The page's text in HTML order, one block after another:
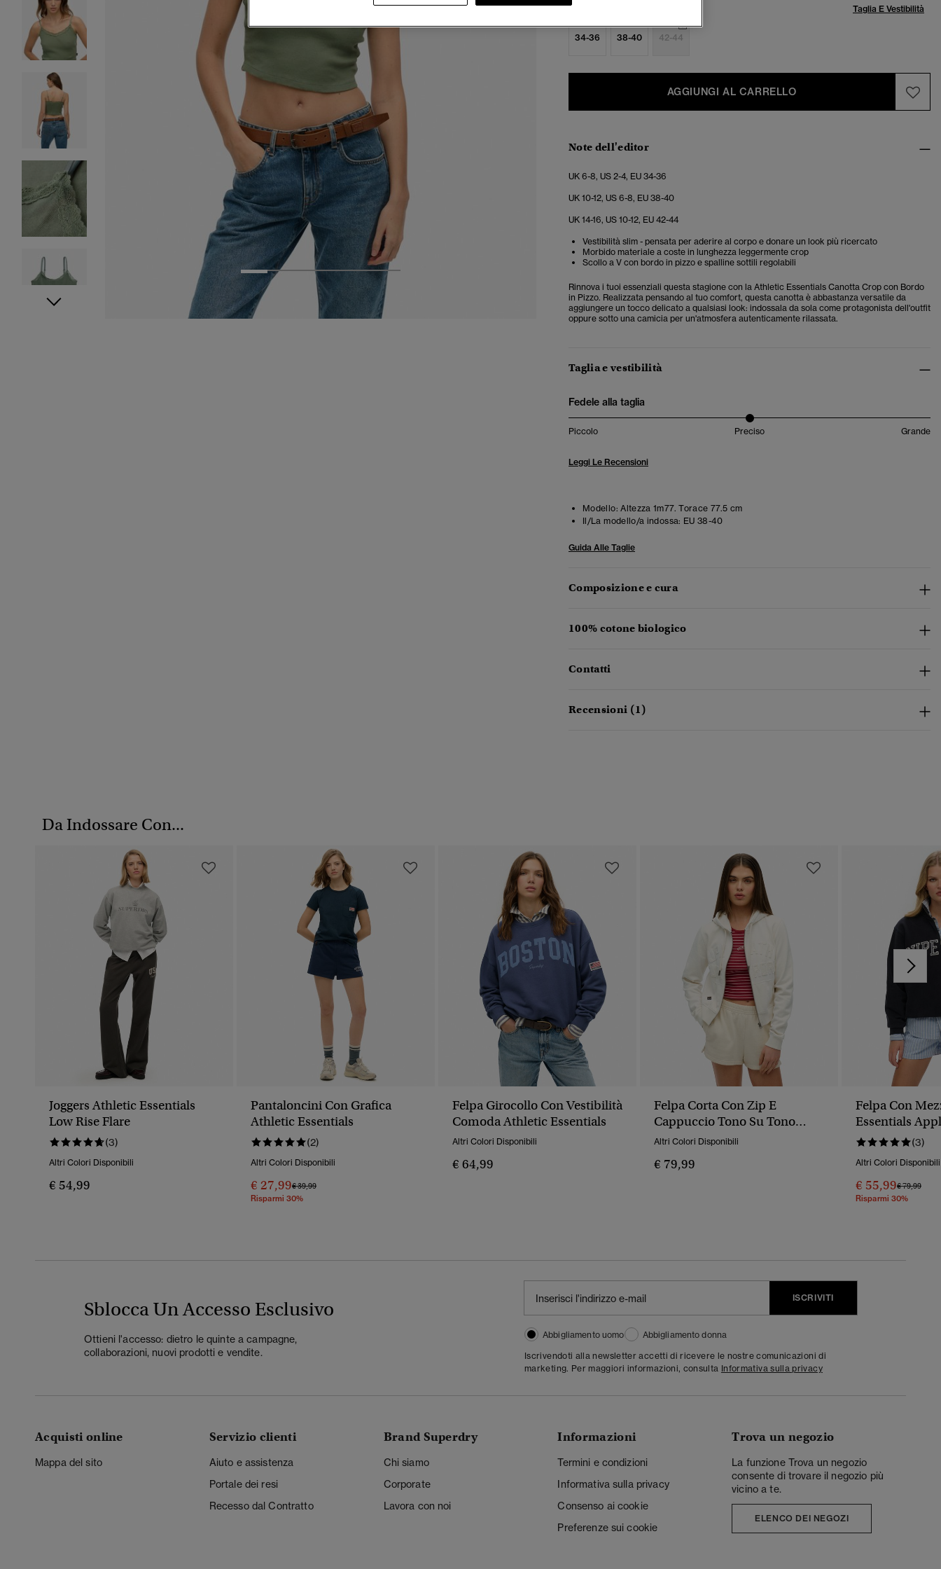
6
Seleziona Taglia: Taglia E Vestibilità
34-36 38-40 42-44
AGGIUNGI AL CARRELLO
Note dell'editor
UK 6-8, US 2-4, EU 34-36
UK 10-12, US 6-8, EU 38-40
UK 14-16, US 10-12, EU 42-44
Vestibilità slim - pensata per aderire al corpo e donare un look più ricercato
Morbido materiale a coste in lunghezza leggermente crop
Scollo a V con bordo in pizzo e spalline sottili regolabili
Rinnova i tuoi essenziali questa stagione con la Athletic Essentials Canotta Crop con Bordo
in Pizzo. Realizzata pensando al tuo comfort, questa canotta è abbastanza versatile da
aggiungere un tocco delicato a qualsiasi look: indossala da sola come protagonista dell'outfit
oppure sotto una camicia per un'atmosfera autenticamente rilassata.
Taglia e vestibilità
Fedele alla taglia
Piccolo Preciso Grande
Leggi Le Recensioni
Modello: Altezza 1m77. Torace 77.5 cm
Il/La modello/a indossa: EU 38-40
Guida Alle Taglie
Composizione e cura
100% cotone biologico
Contatti
Recensioni (1)
Da Indossare Con...
Joggers Athletic Essentials
Low Rise Flare
(3)
Altri Colori Disponibili
€ 54,99
Pantaloncini Con Grafica
Athletic Essentials
(2)
Altri Colori Disponibili
€ 27,99Prezzo Ridotto Da
€ 39,99A
Risparmi 30%
Felpa Girocollo Con Vestibilità
Comoda Athletic Essentials
Altri Colori Disponibili
€ 64,99
Felpa Corta Con Zip E
Cappuccio Tono Su Tono
Athletic Essentials
Altri Colori Disponibili
€ 79,99
Felpa Con
Essentials
(3)
Altri Colori Disponibili
€ 55,99Prezzo
€ 79,99A
Risparmi 30%
Sblocca Un Accesso Esclusivo
Ottieni l'accesso: dietro le quinte a campagne,
collaborazioni, nuovi prodotti e vendite.
ISCRIVITI
Abbigliamento uomo
Abbigliamento donna
Iscrivendoti alla newsletter accetti di ricevere le nostre comunicazioni di
marketing. Per maggiori informazioni, consulta Informativa sulla privacy
Acquisti online
Mappa del sito
Servizio clienti
Aiuto e assistenza
Portale dei resi
Recesso dal Contratto
Brand Superdry
Chi siamo
Corporate
Lavora con noi
Informazioni
Termini e condizioni
Informativa sulla privacy
Consenso ai cookie
Preferenze sui cookie
Trova un negozio
La funzione Trova un negozio
consente di trovare il negozio più
vicino a te.
ELENCO DEI NEGOZI